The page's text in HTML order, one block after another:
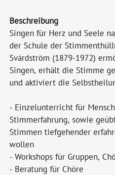
Beschreibung
Singen für Herz und Seele
der Schule der
Svärdström (1879-1972)
Singen, erhält die Stimme
und aktiviert die
- Einzelunterricht für
Stimmerfahrung, sowie
Stimmen tiefgehender
wollen
- Workshops für Gruppen,
- Beratung für Chöre